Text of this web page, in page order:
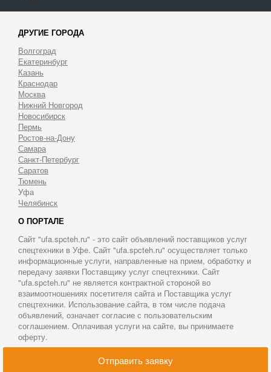
Отправить заявку
ДРУГИЕ ГОРОДА
Волгоград
Екатеринбург
Казань
Краснодар
Москва
Нижний Новгород
Новосибирск
Пермь
Ростов-на-Дону
Самара
Санкт-Петербург
Саратов
Тюмень
Уфа
Челябинск
О ПОРТАЛЕ
Сайт "ufa.spcteh.ru" - это сайт объявлений поставщиков услуг
спецтехники в Уфе. Сайт "ufa.spcteh.ru" осуществляет только
информационные услуги, направленные на прием, обработку и
передачу заявки Поставщику услуг спецтехники. Сайт
"ufa.spcteh.ru" не является контрактной стороной во
взаимоотношениях посетителя сайта и Поставщика услуг
спецтехники. Использование сайта, в том числе подача
объявлений, означает согласие с пользовательским
соглашением. Оплачивая услуги на сайте, вы принимаете
оферту.
© 2011-2026 Аренда спецтехники в Уфе